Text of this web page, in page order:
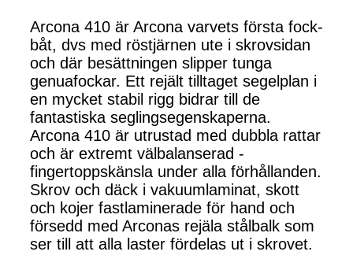
Arcona 410 är Arcona varvets första fock-
båt, dvs med röstjärnen ute i skrovsidan
och där besättningen slipper tunga
genuafockar. Ett rejält tilltaget segelplan i
en mycket stabil rigg bidrar till de
fantastiska seglingsegenskaperna.
Arcona 410 är utrustad med dubbla rattar
och är extremt välbalanserad -
fingertoppskänsla under alla förhållanden.
Skrov och däck i vakuumlaminat, skott
och kojer fastlaminerade för hand och
försedd med Arconas rejäla stålbalk som
ser till att alla laster fördelas ut i skrovet.